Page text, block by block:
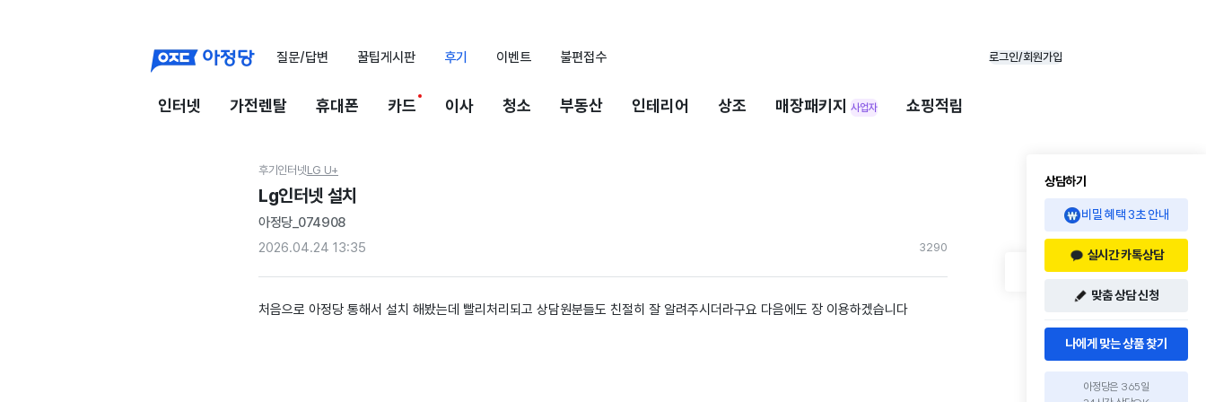
질문/답변 꿀팁게시판 후기 이벤트 불편접수 로그인/회원가입
인터넷 가전렌탈 휴대폰 카드 이사 청소 부동산 인테리어 상조 매장패키지 사업자 쇼핑적립
후기 인터넷LG U+
Lg인터넷 설치
아정당_074908
2026.04.24 13:35
3290
처음으로 아정당 통해서 설치 해봤는데 빨리처리되고 상담원분들도 친절히 잘 알려주시더라구요 다음에도 장 이용하겠습니다
상담하기
비밀 혜택 3초 안내
실시간 카톡상담
맞춤 상담 신청
나에게 맞는 상품 찾기
아정당은 365일